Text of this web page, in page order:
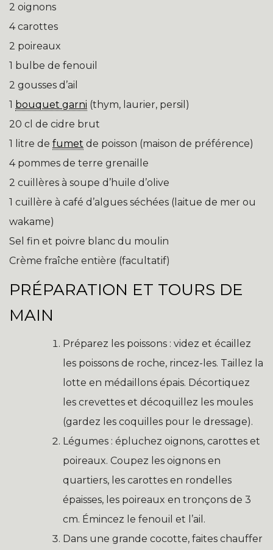
2 oignons
4 carottes
2 poireaux
1 bulbe de fenouil
2 gousses d’ail
1 bouquet garni (thym, laurier, persil)
20 cl de cidre brut
1 litre de fumet de poisson (maison de préférence)
4 pommes de terre grenaille
2 cuillères à soupe d’huile d’olive
1 cuillère à café d’algues séchées (laitue de mer ou
wakame)
Sel fin et poivre blanc du moulin
Crème fraîche entière (facultatif)
PRÉPARATION ET TOURS DE
MAIN
Préparez les poissons : videz et écaillez
les poissons de roche, rincez-les. Taillez la
lotte en médaillons épais. Décortiquez
les crevettes et décoquillez les moules
(gardez les coquilles pour le dressage).
Légumes : épluchez oignons, carottes et
poireaux. Coupez les oignons en
quartiers, les carottes en rondelles
épaisses, les poireaux en tronçons de 3
cm. Émincez le fenouil et l’ail.
Dans une grande cocotte, faites chauffer